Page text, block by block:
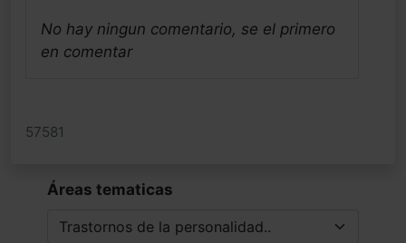
curso. ¿Cuanto vale?
Julián Bermejo Ramírez
No hay ningun comentario, se el primero
en comentar
57581
Áreas tematicas